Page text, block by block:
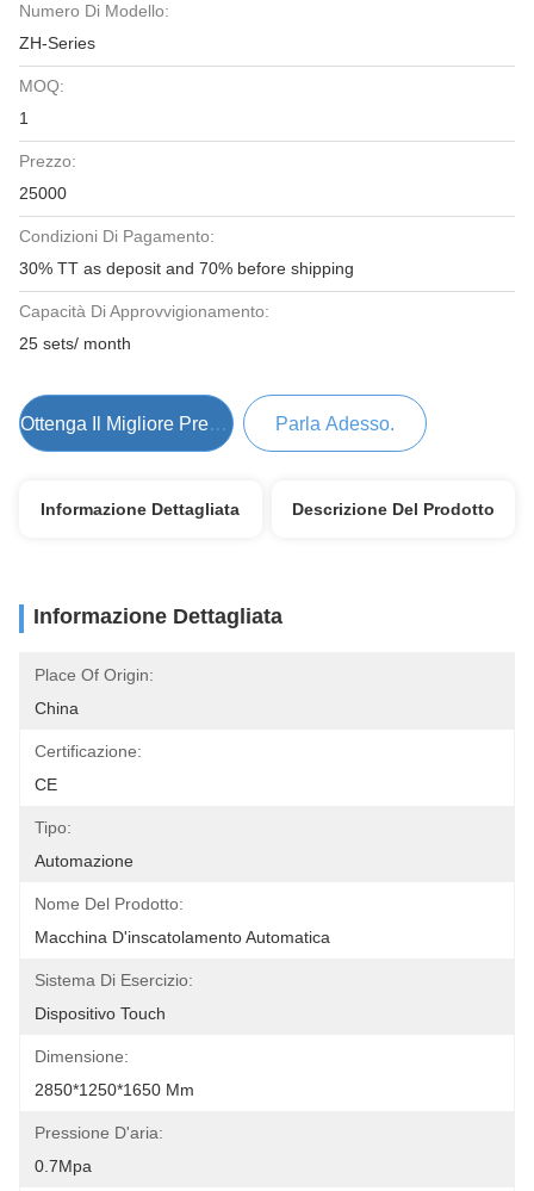
Numero Di Modello:
ZH-Series
MOQ:
1
Prezzo:
25000
Condizioni Di Pagamento:
30% TT as deposit and 70% before shipping
Capacità Di Approvvigionamento:
25 sets/ month
Ottenga Il Migliore Prezzo Parla Adesso.
Informazione Dettagliata Descrizione Del Prodotto
Informazione Dettagliata
Place Of Origin:
China
Certificazione:
CE
Tipo:
Automazione
Nome Del Prodotto:
Macchina D'inscatolamento Automatica
Sistema Di Esercizio:
Dispositivo Touch
Dimensione:
2850*1250*1650 Mm
Pressione D'aria:
0.7Mpa